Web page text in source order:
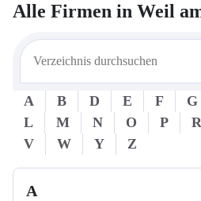
Alle Firmen in Weil
A B D E F G
L
M N O P R
V
W Y Z
A